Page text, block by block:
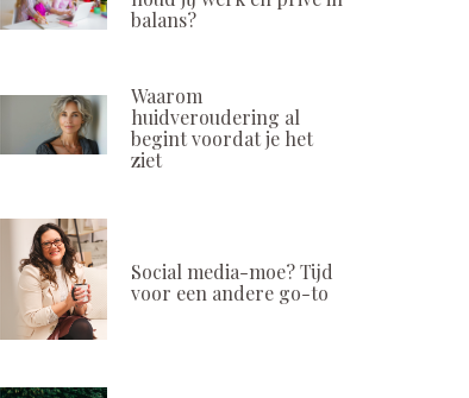
balans?
Waarom
huidveroudering al
begint voordat je het
ziet
Social media-moe? Tijd
voor een andere go-to